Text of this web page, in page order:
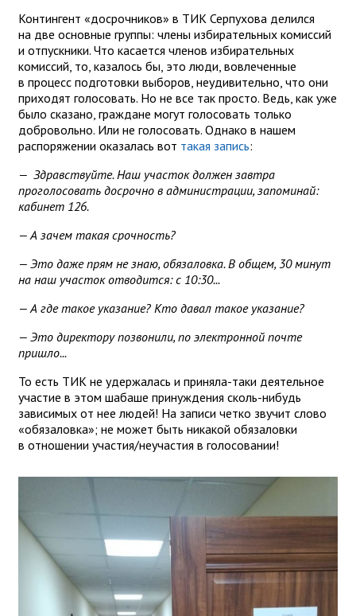
Контингент «досрочников» в ТИК Серпухова делился
на две основные группы: члены избирательных комиссий
и отпускники. Что касается членов избирательных
комиссий, то, казалось бы, это люди, вовлеченные
в процесс подготовки выборов, неудивительно, что они
приходят голосовать. Но не все так просто. Ведь, как уже
было сказано, граждане могут голосовать только
добровольно. Или не голосовать. Однако в нашем
распоряжении оказалась вот такая запись:
— Здравствуйте. Наш участок должен завтра
проголосовать досрочно в администрации, запоминай:
кабинет 126.
— А зачем такая срочность?
— Это даже прям не знаю, обязаловка. В общем, 30 минут
на наш участок отводится: с 10:30...
— А где такое указание? Кто давал такое указание?
— Это директору позвонили, по электронной почте
пришло...
То есть ТИК не удержалась и приняла-таки деятельное
участие в этом шабаше принуждения сколь-нибудь
зависимых от нее людей! На записи четко звучит слово
«обязаловка»; не может быть никакой обязаловки
в отношении участия/неучастия в голосовании!